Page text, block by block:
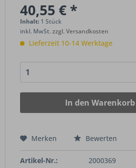
40,55 € *
Inhalt: 1 Stück
inkl. MwSt.zzgl. Versandkosten
Lieferzeit 10-14 Werktage
In den Warenkorb
Merken Bewerten
Artikel-Nr.:
2000369